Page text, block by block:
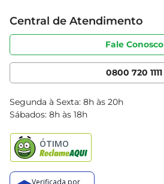
Sobre privacidade
Portal do fornecedor
Cencosud Media
Produtos Bretas
Código de ética
Serviços
Clube Bretas
Blog Bretas
Black Friday
Central de Atendimento
Fale Conosco
0800 720 1111
Segunda à Sexta: 8h às 20h
Sábados: 8h às 18h